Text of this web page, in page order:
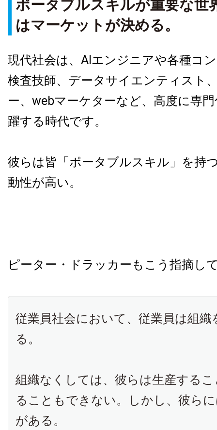
ポータブルスキルが重要な世
はマーケットが決める。
現代社会は、AIエンジニアや各種コ
検査技師、データサイエンティスト
ー、webマーケターなど、高度に専
躍する時代です。
彼らは皆「ポータブルスキル」を持
動性が高い。
ピーター・ドラッカーもこう指摘し
従業員社会において、従業員は組織
る。
組織なくしては、彼らは生産する
ることもできない。しかし、彼ら
がある。